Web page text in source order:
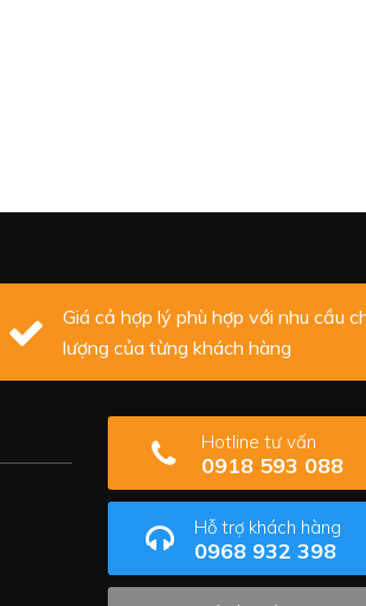
Giá cả hợp lý phù hợp với nhu cầu
lượng của từng khách hàng
Hotline tư vấn
0918 593 088
Hỗ trợ khách hàng
0968 932 398